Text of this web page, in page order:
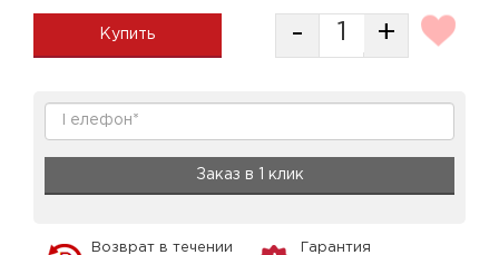
Купить - +
Заказ в 1 клик
Возврат в течении
Гарантия